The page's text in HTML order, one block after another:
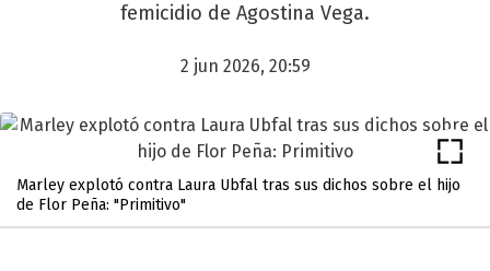
femicidio de Agostina Vega.
2 jun 2026, 20:59
Marley explotó contra Laura Ubfal tras sus dichos sobre el hijo
de Flor Peña: "Primitivo"